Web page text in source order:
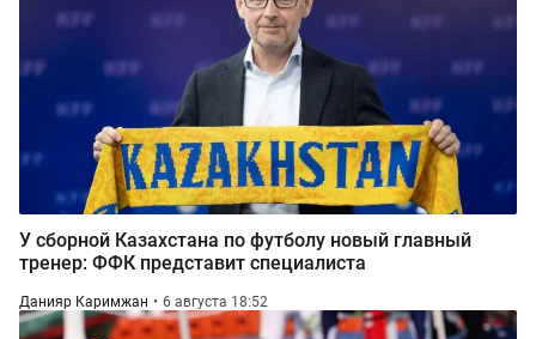
У сборной Казахстана по футболу новый главный
тренер: ФФК представит специалиста
Данияр Каримжан 6 августа 18:52